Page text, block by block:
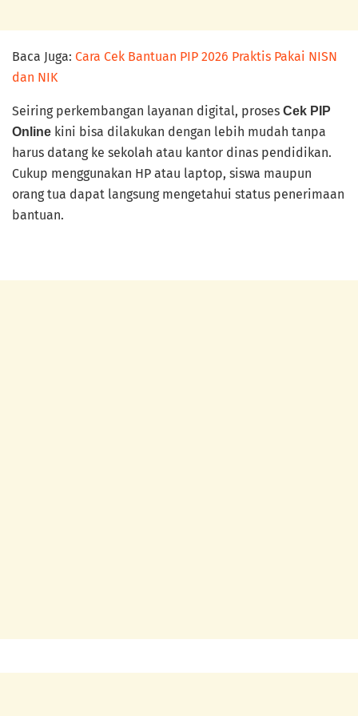
Baca Juga: Cara Cek Bantuan PIP 2026 Praktis Pakai NISN
dan NIK
Seiring perkembangan layanan digital, proses Cek PIP
Online kini bisa dilakukan dengan lebih mudah tanpa
harus datang ke sekolah atau kantor dinas pendidikan.
Cukup menggunakan HP atau laptop, siswa maupun
orang tua dapat langsung mengetahui status penerimaan
bantuan.